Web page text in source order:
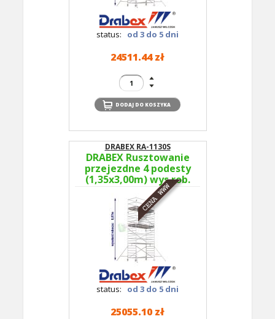
status: od 3 do 5 dni
24511.44 zł
DRABEX RA-1130S
DRABEX Rusztowanie
przejezdne 4 podesty
(1,35x3,00m) wys.rob.
8,07m RA 1130S TYP
362A - podesty co 2m
status: od 3 do 5 dni
25055.10 zł